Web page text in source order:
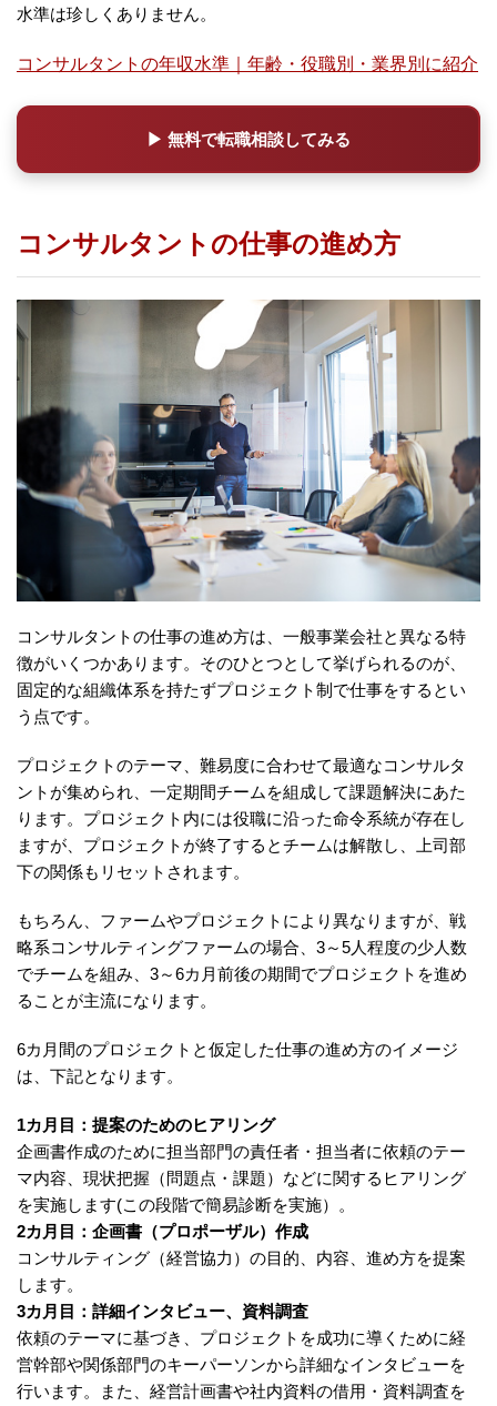
水準は珍しくありません。
コンサルタントの年収水準｜年齢・役職別・業界別に紹介
▶ 無料で転職相談してみる
コンサルタントの仕事の進め方
コンサルタントの仕事の進め方は、一般事業会社と異なる特
徴がいくつかあります。そのひとつとして挙げられるのが、
固定的な組織体系を持たずプロジェクト制で仕事をするとい
う点です。
プロジェクトのテーマ、難易度に合わせて最適なコンサルタ
ントが集められ、一定期間チームを組成して課題解決にあた
ります。プロジェクト内には役職に沿った命令系統が存在し
ますが、プロジェクトが終了するとチームは解散し、上司部
下の関係もリセットされます。
もちろん、ファームやプロジェクトにより異なりますが、戦
略系コンサルティングファームの場合、3～5人程度の少人数
でチームを組み、3～6カ月前後の期間でプロジェクトを進め
ることが主流になります。
6カ月間のプロジェクトと仮定した仕事の進め方のイメージ
は、下記となります。
1カ月目：提案のためのヒアリング
企画書作成のために担当部門の責任者・担当者に依頼のテー
マ内容、現状把握（問題点・課題）などに関するヒアリング
を実施します(この段階で簡易診断を実施）。
2カ月目：企画書（プロポーザル）作成
コンサルティング（経営協力）の目的、内容、進め方を提案
します。
3カ月目：詳細インタビュー、資料調査
依頼のテーマに基づき、プロジェクトを成功に導くために経
営幹部や関係部門のキーパーソンから詳細なインタビューを
行います。また、経営計画書や社内資料の借用・資料調査を